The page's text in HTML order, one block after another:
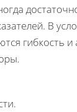
В
гибкость и